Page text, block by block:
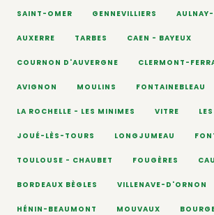
SAINT-OMER GENNEVILLIERS
AUXERRE TARBES CAEN - BAYEUX
COURNON D'AUVERGNE CLERMONT-
AVIGNON MOULINS FONTAINEBLEAU
LA ROCHELLE - LES MINIMES VITRE
JOUÉ-LÈS-TOURS LONGJUMEAU
TOULOUSE - CHAUBET FOUGÈRES
BORDEAUX BÈGLES VILLENAVE-D'ORNON
HÉNIN-BEAUMONT MOUVAUX